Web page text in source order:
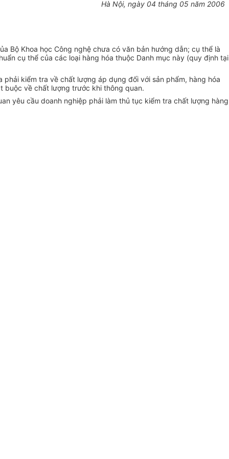
Hà Nội, ngày 04 tháng 05 năm 2006
Khoa học Công nghệ chưa có văn bản hướng dẫn; cụ thể là
cụ thể của các loại hàng hóa thuộc Danh mục này (quy định tại
kiểm tra về chất lượng áp dụng đối với sản phẩm, hàng hóa
buộc về chất lượng trước khi thông quan.
yêu cầu doanh nghiệp phải làm thủ tục kiểm tra chất lượng hàng